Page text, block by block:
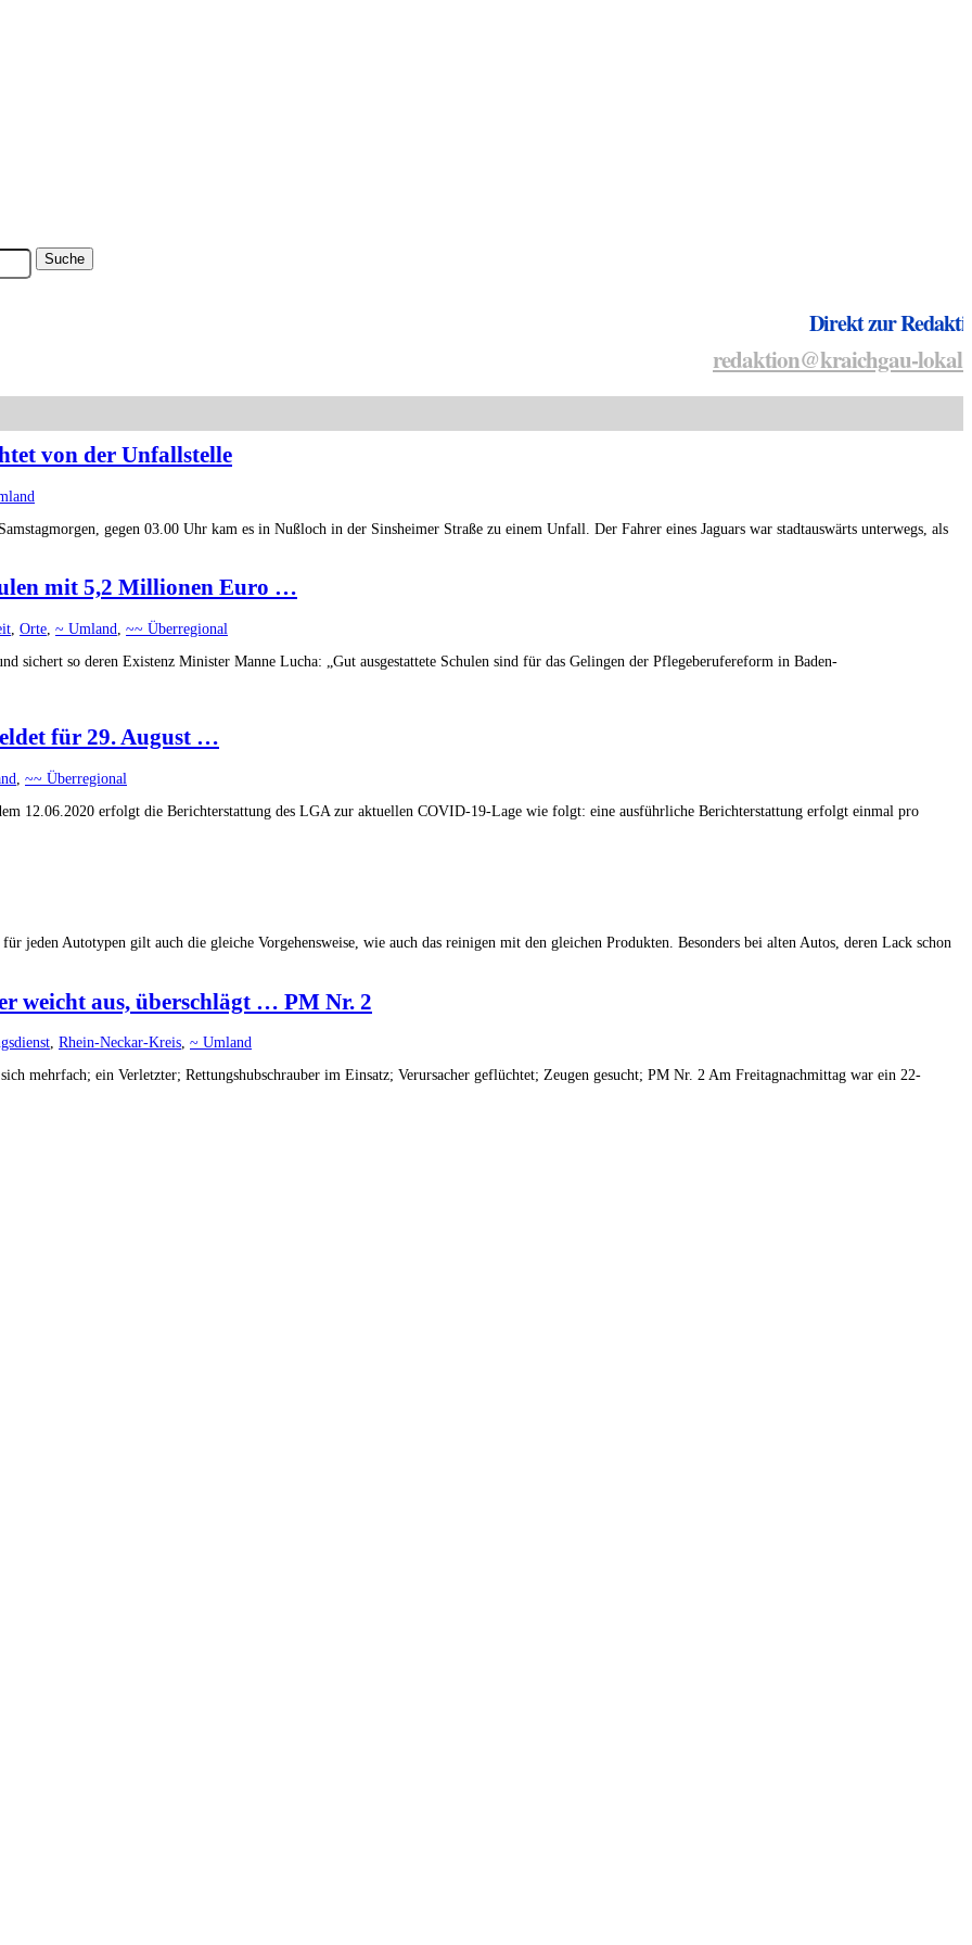
Direkt zur
redaktion@kraichgau-
von der Unfallstelle
gegen 03.00 Uhr kam es in Nußloch in der Sinsheimer Straße zu einem Unfall. Der Fahrer eines Jaguars war stadtauswärts unterwegs, als
mit 5,2 Millionen Euro …
Orte ~ Umland ~~ Überregional
so deren Existenz Minister Manne Lucha: „Gut ausgestattete Schulen sind für das Gelingen der Pflegeberufereform in Baden-
für 29. August …
~~ Überregional
12.06.2020 erfolgt die Berichterstattung des LGA zur aktuellen COVID-19-Lage wie folgt: eine ausführliche Berichterstattung erfolgt einmal pro
jeden Autotypen gilt auch die gleiche Vorgehensweise, wie auch das reinigen mit den gleichen Produkten. Besonders bei alten Autos, deren Lack schon
weicht aus, überschlägt … PM Nr. 2
, Rhein-Neckar-Kreis, ~ Umland
mehrfach; ein Verletzter; Rettungshubschrauber im Einsatz; Verursacher geflüchtet; Zeugen gesucht; PM Nr. 2 Am Freitagnachmittag war ein 22-